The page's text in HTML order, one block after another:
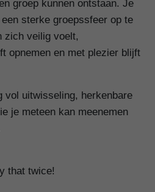
groep kunnen ontstaan. Je
sterke groepssfeer op te
zich veilig voelt,
opnemen en met plezier blijft
vol uitwisseling, herkenbare
je meteen kan meenemen
that twice!